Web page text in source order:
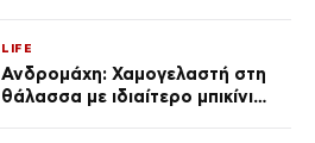
LIFE
Ανδρομάχη: Χαμογελαστή στη
θάλασσα με ιδιαίτερο μπικίνι